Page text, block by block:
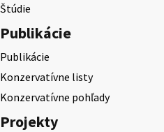
Štúdie
Publikácie
Publikácie
Konzervatívne listy
Konzervatívne pohľady
Projekty